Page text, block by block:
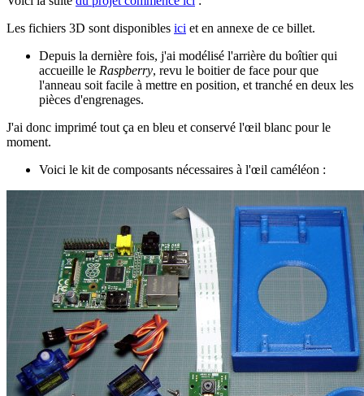
Les fichiers 3D sont disponibles ici et en annexe de ce billet.
Depuis la dernière fois, j'ai modélisé l'arrière du boîtier qui
accueille le Raspberry, revu le boitier de face pour que
l'anneau soit facile à mettre en position, et tranché en deux les
pièces d'engrenages.
J'ai donc imprimé tout ça en bleu et conservé l'œil blanc pour le
moment.
Voici le kit de composants nécessaires à l'œil caméléon :